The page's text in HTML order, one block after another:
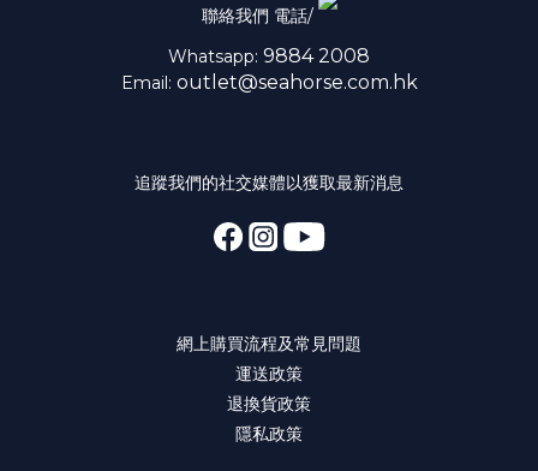
聯絡我們 電話/
Whatsapp: 9884 2008
Email: outlet@seahorse.com.hk
追蹤我們的社交媒體以獲取最新消息
網上購買流程及常見問題
運送政策
退換貨政策
隱私政策